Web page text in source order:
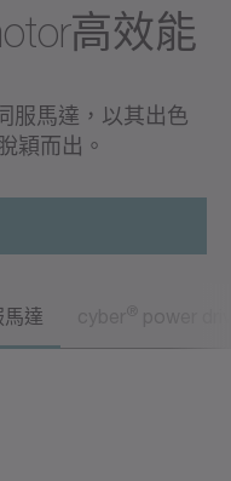
高效能
服馬達，以其出色
穎而出。
達